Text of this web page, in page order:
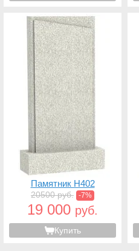
Памятник H402
20500 руб. -7%
19 000 руб.
Купить